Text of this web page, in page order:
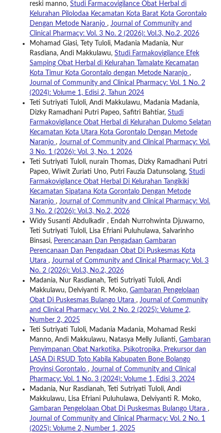
reski manno, Studi Farmacovigilance Obat Herbal di
Kelurahan Pilolodaa Kecamatan Kota Barat Kota Gorontalo
Dengan Metode Naranjo , Journal of Community and
Clinical Pharmacy: Vol. 3 No. 2 (2026): Vol.3, No.2, 2026
Mohamad Giasi, Tety Tuloli, Madania Madania, Nur
Rasdiana, Andi Makkulawu, Studi Farmakovigilance Efek
Samping Obat Herbal di Kelurahan Tamalate Kecamatan
Kota Timur Kota Gorontalo dengan Metode Naranjo ,
Journal of Community and Clinical Pharmacy: Vol. 1 No. 2
(2024): Volume 1, Edisi 2, Tahun 2024
Teti Sutriyati Tuloli, Andi Makkulawu, Madania Madania,
Dizky Ramadhani Putri Papeo, Safitri Bahtiar, Studi
Farmakovigilance Obat Herbal di Kelurahan Dulomo Selatan
Kecamatan Kota Utara Kota Gorontalo Dengan Metode
Naranjo , Journal of Community and Clinical Pharmacy: Vol.
3 No. 1 (2026): Vol. 3, No. 1 2026
Teti Sutriyati Tuloli, nurain Thomas, Dizky Ramadhani Putri
Papeo, Wiwit Zuriati Uno, Putri Fauzia Datunsolang, Studi
Farmakovigilance Obat Herbal Di Kelurahan Tangikiki
Kecamatan Sipatana Kota Gorontalo Dengan Metode
Naranjo , Journal of Community and Clinical Pharmacy: Vol.
3 No. 2 (2026): Vol.3, No.2, 2026
Widy Susanti Abdulkadir , Endah Nurrohwinta Djuwarno,
Teti Sutriyati Tuloli, Lisa Efriani Puluhulawa, Salvarinho
Binsasi, Perencanaan Dan Pengadaan Gambaran
Perencanaan Dan Pengadaan Obat Di Puskesmas Kota
Utara , Journal of Community and Clinical Pharmacy: Vol. 3
No. 2 (2026): Vol.3, No.2, 2026
Madania, Nur Rasdianah, Teti Sutriyati Tuloli, Andi
Makkulawu, Delviyanti R. Moko, Gambaran Pengelolaan
Obat Di Puskesmas Bulango Utara , Journal of Community
and Clinical Pharmacy: Vol. 2 No. 2 (2025): Volume 2,
Number 2, 2025
Teti Sutriyati Tuloli, Madania Madania, Mohamad Reski
Manno, Andi Makkulawu, Natasya Melly Julianti, Gambaran
Penyimpanan Obat Narkotika, Psikotropika, Prekursor dan
LASA Di RSUD Toto Kabila Kabupaten Bone Bolango
Provinsi Gorontalo , Journal of Community and Clinical
Pharmacy: Vol. 1 No. 3 (2024): Volume 1, Edisi 3, 2024
Madania, Nur Rasdianah, Teti Sutriyati Tuloli, Andi
Makkulawu, Lisa Efriani Puluhulawa, Delviyanti R. Moko,
Gambaran Pengelolaan Obat Di Puskesmas Bulango Utara ,
Journal of Community and Clinical Pharmacy: Vol. 2 No. 1
(2025): Volume 2, Number 1, 2025